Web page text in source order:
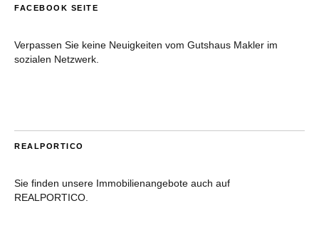
FACEBOOK SEITE
Verpassen Sie keine Neuigkeiten vom Gutshaus Makler im
sozialen Netzwerk.
REALPORTICO
Sie finden unsere Immobilienangebote auch auf
REALPORTICO.